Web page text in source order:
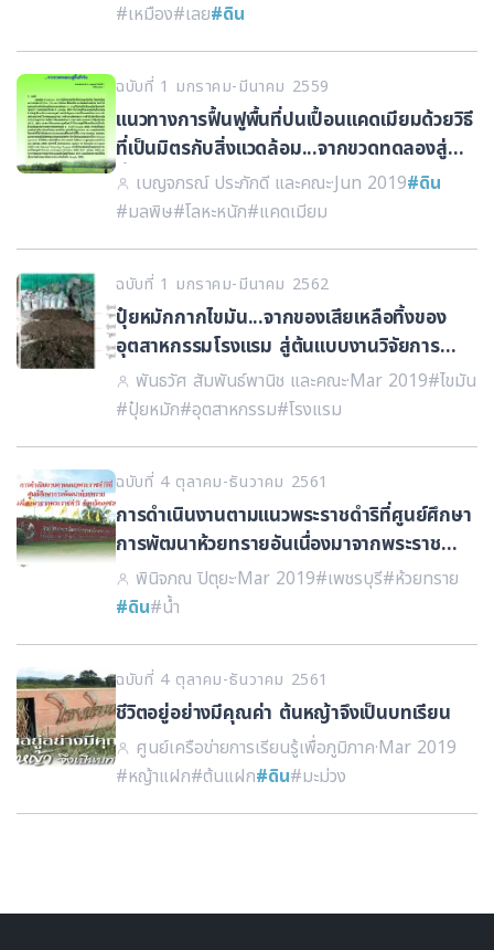
#เหมือง#เลย#ดิน
ฉบับที่ 1 มกราคม-มีนาคม 2559
แนวทางการฟื้นฟูพื้นที่ปนเปื้อนแคดเมียมด้วยวิธี
ที่เป็นมิตรกับสิ่งแวดล้อม...จากขวดทดลองสู่
พื้นที่จริง
เบญจภรณ์ ประภักดี และคณะ·Jun 2019#ดิน
#มลพิษ#โลหะหนัก#แคดเมียม
ฉบับที่ 1 มกราคม-มีนาคม 2562
ปุ๋ยหมักกากไขมัน...จากของเสียเหลือทิ้งของ
อุตสาหกรรมโรงแรม สู่ต้นแบบงานวิจัยการ
พัฒนาปุ๋ยปรับปรุงบำรุงดิน
พันธวัศ สัมพันธ์พานิช และคณะ·Mar 2019#ไขมัน
#ปุ๋ยหมัก#อุตสาหกรรม#โรงแรม
ฉบับที่ 4 ตุลาคม-ธันวาคม 2561
การดำเนินงานตามแนวพระราชดำริที่ศูนย์ศึกษา
การพัฒนาห้วยทรายอันเนื่องมาจากพระราชดำริ
จังหวัดเพชรบุรี
พินิจภณ ปิตุยะ·Mar 2019#เพชรบุรี#ห้วยทราย
#ดิน#น้ำ
ฉบับที่ 4 ตุลาคม-ธันวาคม 2561
ชีวิตอยู่อย่างมีคุณค่า ต้นหญ้าจึงเป็นบทเรียน
ศูนย์เครือข่ายการเรียนรู้เพื่อภูมิภาค·Mar 2019
#หญ้าแฝก#ต้นแฝก#ดิน#มะม่วง